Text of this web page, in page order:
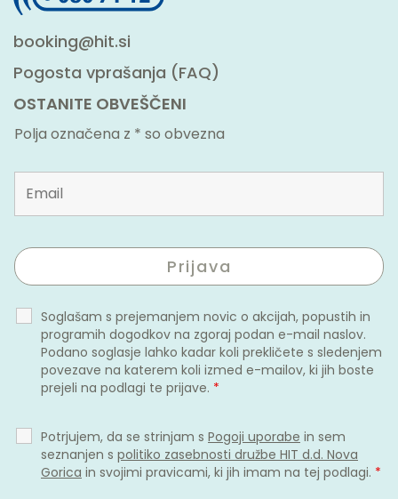
booking@hit.si
Pogosta vprašanja (FAQ)
OSTANITE OBVEŠČENI
Polja označena z * so obvezna
Soglašam s prejemanjem novic o akcijah, popustih in
programih dogodkov na zgoraj podan e-mail naslov.
Podano soglasje lahko kadar koli prekličete s sledenjem
povezave na katerem koli izmed e-mailov, ki jih boste
prejeli na podlagi te prijave. *
Potrjujem, da se strinjam s Pogoji uporabe in sem
seznanjen s politiko zasebnosti družbe HIT d.d. Nova
Gorica in svojimi pravicami, ki jih imam na tej podlagi. *